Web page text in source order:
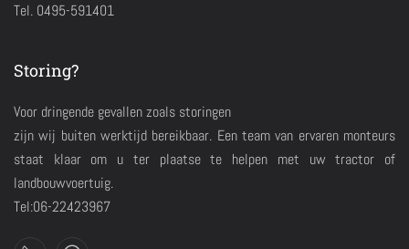
Tel. 0495-591401
Storing?
Voor dringende gevallen zoals storingen
zijn wij buiten werktijd bereikbaar. Een team van ervaren monteurs
staat klaar om u ter plaatse te helpen met uw tractor of
landbouwvoertuig.
Tel:06-22423967